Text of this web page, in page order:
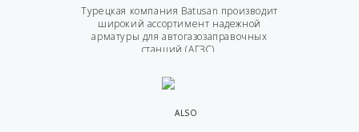
Турецкая компания Batusan производит
широкий ассортимент надежной
арматуры для автогазозаправочных
станций (АГЗС).